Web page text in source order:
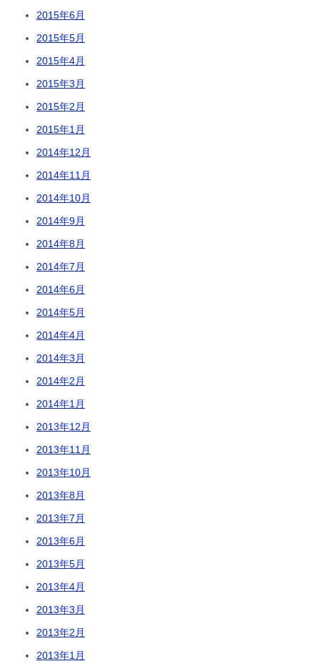
2015年6月
2015年5月
2015年4月
2015年3月
2015年2月
2015年1月
2014年12月
2014年11月
2014年10月
2014年9月
2014年8月
2014年7月
2014年6月
2014年5月
2014年4月
2014年3月
2014年2月
2014年1月
2013年12月
2013年11月
2013年10月
2013年8月
2013年7月
2013年6月
2013年5月
2013年4月
2013年3月
2013年2月
2013年1月